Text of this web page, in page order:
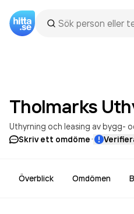
Tholmarks
Skriv ett omdöme·
Överblick Omdömen